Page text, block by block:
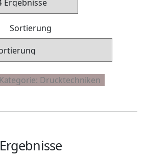
Sortierung
Ergebnisse